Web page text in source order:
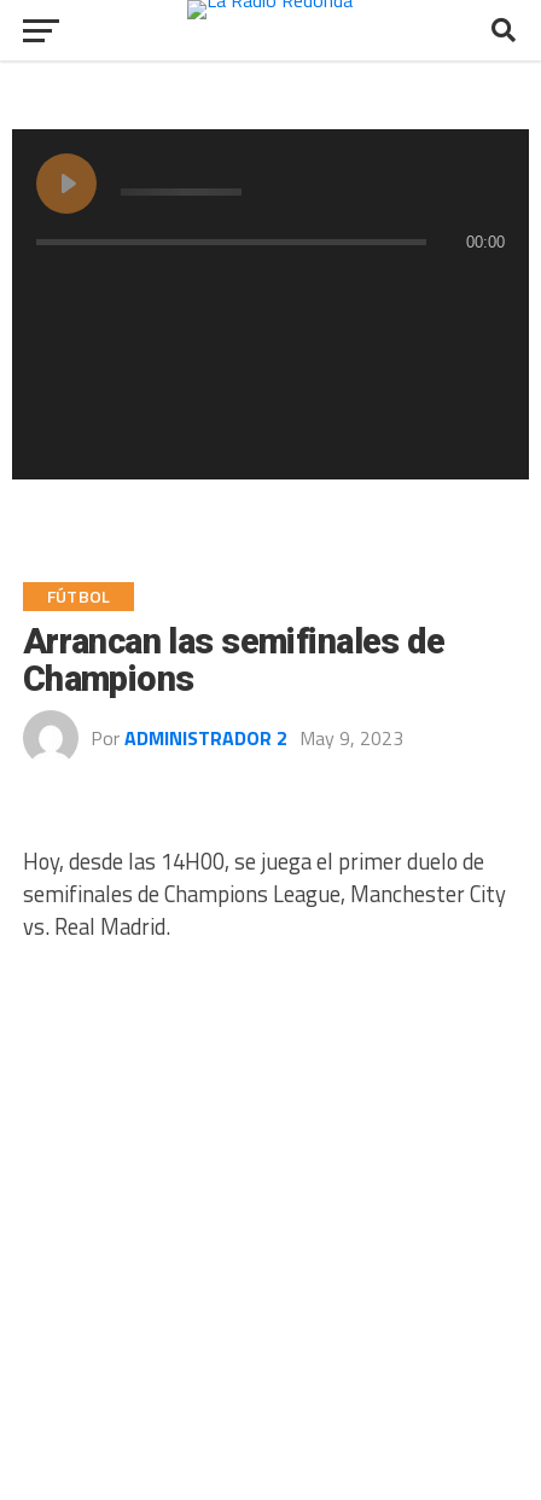
00:00
FÚTBOL
Arrancan las semifinales de
Champions
PorADMINISTRADOR 2 May 9, 2023
Hoy, desde las 14H00, se juega el primer duelo de
semifinales de Champions League, Manchester City
vs. Real Madrid.